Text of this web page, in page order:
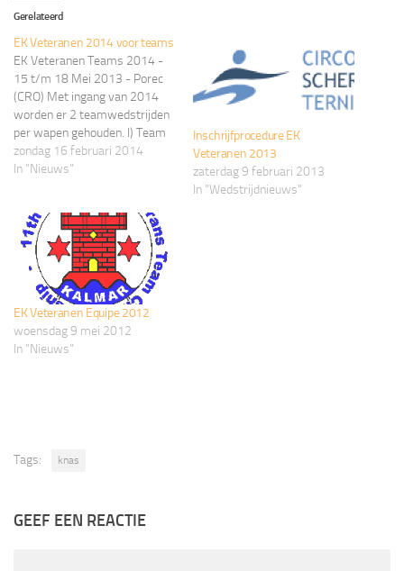
Gerelateerd
EK Veteranen 2014 voor teams
EK Veteranen Teams 2014 -
15 t/m 18 Mei 2013 - Porec
(CRO) Met ingang van 2014
worden er 2 teamwedstrijden
per wapen gehouden. I) Team
van 3 schermers totaal 150
jaar + max 2 reserves. Elke
schermers…
zondag 16 februari 2014
In "Nieuws"
Inschrijfprocedure EK
Veteranen 2013
zaterdag 9 februari 2013
In "Wedstrijdnieuws"
EK Veteranen Equipe 2012
woensdag 9 mei 2012
In "Nieuws"
Tags: knas
GEEF EEN REACTIE